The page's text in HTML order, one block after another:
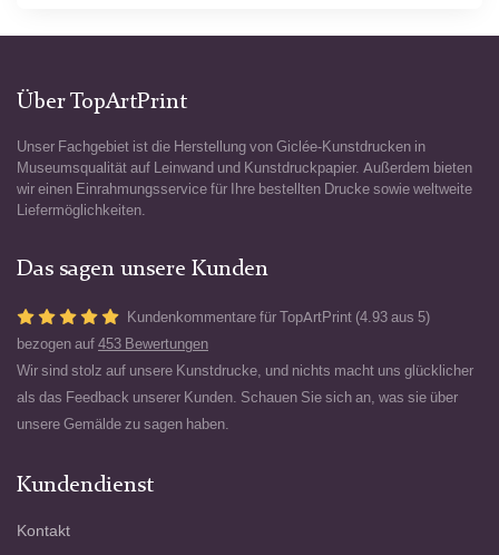
Über TopArtPrint
Unser Fachgebiet ist die Herstellung von Giclée-Kunstdrucken in
Museumsqualität auf Leinwand und Kunstdruckpapier. Außerdem bieten
wir einen Einrahmungsservice für Ihre bestellten Drucke sowie weltweite
Liefermöglichkeiten.
Das sagen unsere Kunden
Kundenkommentare für TopArtPrint (4.93 aus 5)
bezogen auf 453 Bewertungen
Wir sind stolz auf unsere Kunstdrucke, und nichts macht uns glücklicher
als das Feedback unserer Kunden. Schauen Sie sich an, was sie über
unsere Gemälde zu sagen haben.
Kundendienst
Kontakt